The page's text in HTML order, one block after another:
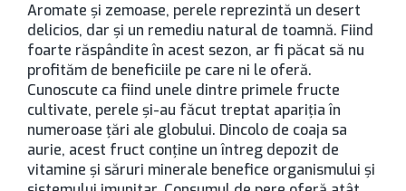
Aromate şi zemoase, perele reprezintă un desert
delicios, dar şi un remediu natural de toamnă. Fiind
foarte răspândite în acest sezon, ar fi păcat să nu
profităm de beneficiile pe care ni le oferă.
Cunoscute ca fiind unele dintre primele fructe
cultivate, perele şi-au făcut treptat apariţia în
numeroase ţări ale globului. Dincolo de coaja sa
aurie, acest fruct conţine un întreg depozit de
vitamine şi săruri minerale benefice organismului şi